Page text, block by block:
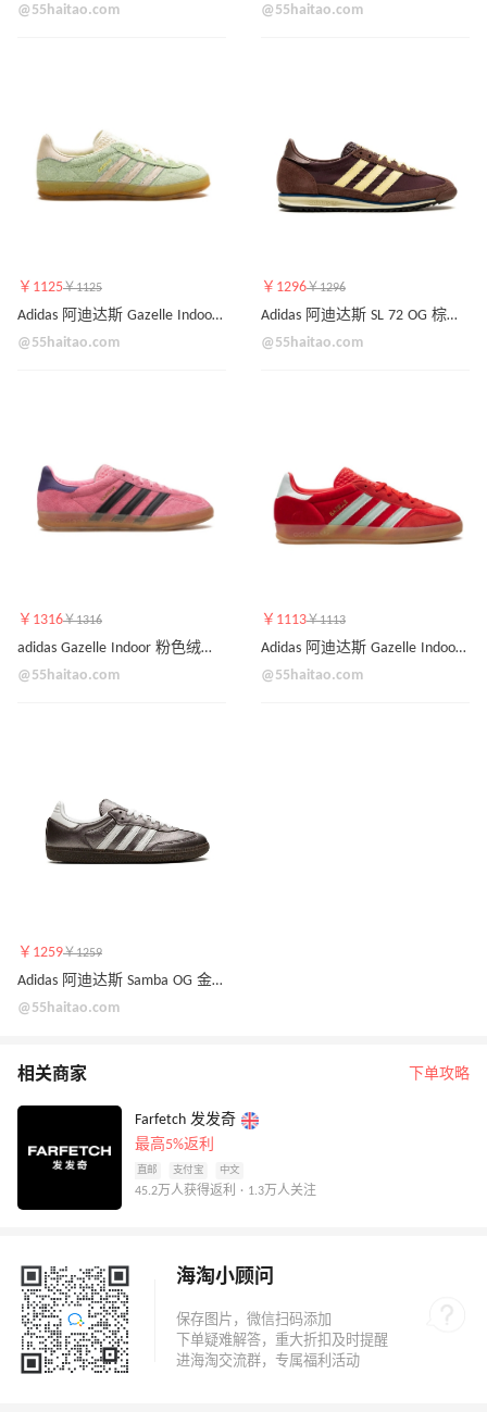
@55haitao.com @55haitao.com
￥1125￥1125
Adidas 阿迪达斯 Gazelle Indoor 淡绿色运动鞋
@55haitao.com
￥1296￥1296
Adidas 阿迪达斯 SL 72 OG 棕色运动鞋
@55haitao.com
￥1316￥1316
adidas Gazelle Indoor 粉色绒面皮运动鞋
@55haitao.com
￥1113￥1113
Adidas 阿迪达斯 Gazelle Indoor 红色运动鞋
@55haitao.com
￥1259￥1259
Adidas 阿迪达斯 Samba OG 金属紫配色运动鞋
@55haitao.com
相关商家 下单攻略
Farfetch 发发奇
最高5%返利
直邮 支付宝 中文
45.2万人获得返利 · 1.3万人关注
海淘小顾问